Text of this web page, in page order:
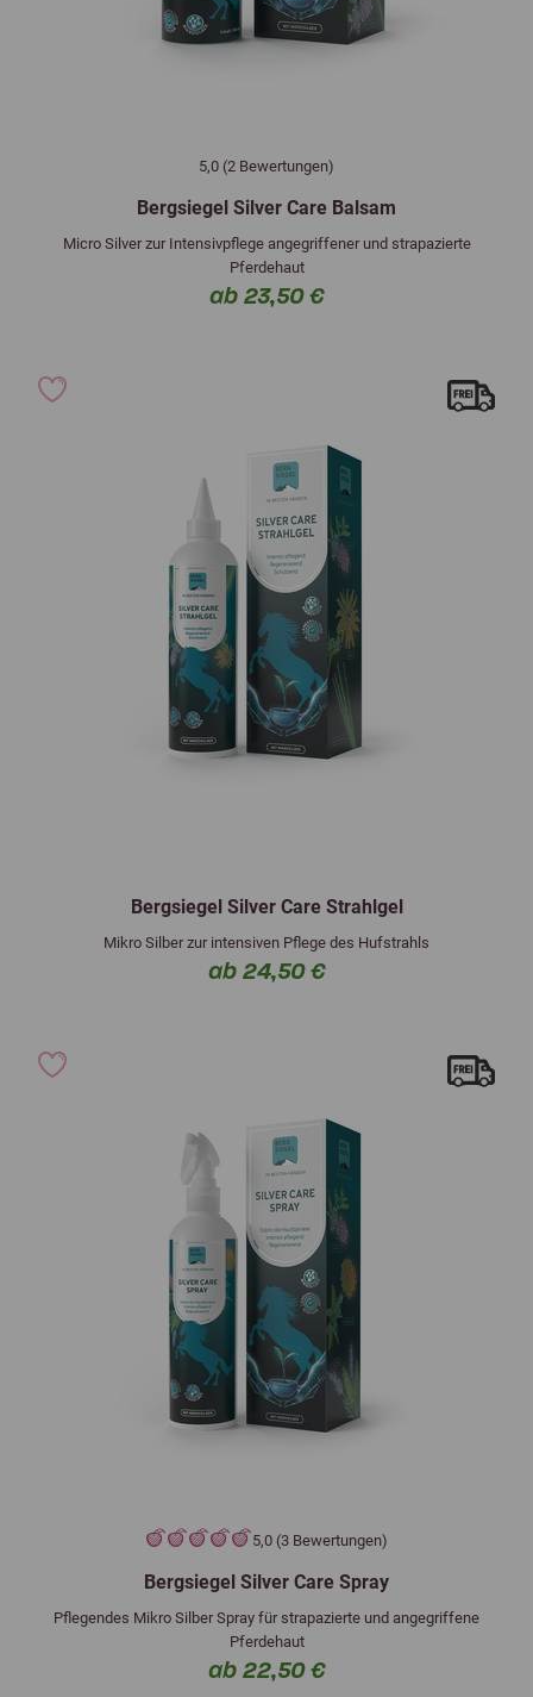
5,0 (2 Bewertungen)
Bergsiegel Silver Care Balsam
Micro Silver zur Intensivpflege angegriffener und strapazierte
Pferdehaut
ab 23,50 €
Bergsiegel Silver Care Strahlgel
Mikro Silber zur intensiven Pflege des Hufstrahls
ab 24,50 €
5,0 (3 Bewertungen)
Bergsiegel Silver Care Spray
Pflegendes Mikro Silber Spray für strapazierte und angegriffene
Pferdehaut
ab 22,50 €